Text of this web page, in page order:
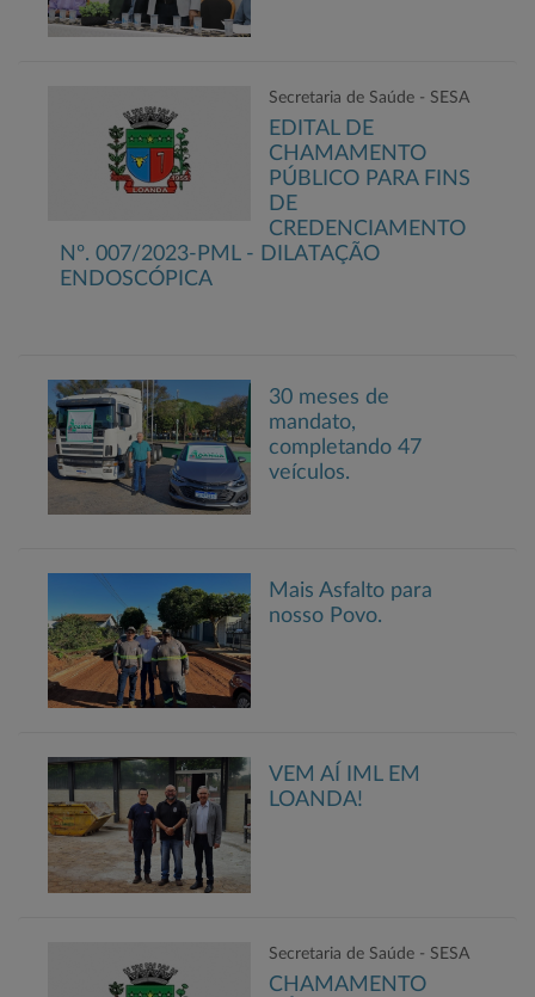
Secretaria de Saúde - SESA
EDITAL DE
CHAMAMENTO
PÚBLICO PARA FINS
DE
CREDENCIAMENTO
Nº. 007/2023-PML - DILATAÇÃO
ENDOSCÓPICA
30 meses de
mandato,
completando 47
veículos.
Mais Asfalto para
nosso Povo.
VEM AÍ IML EM
LOANDA!
Secretaria de Saúde - SESA
CHAMAMENTO